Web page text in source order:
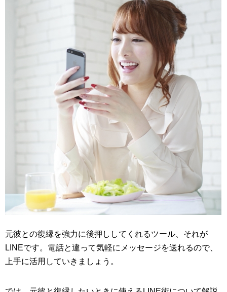
元彼との復縁を強力に後押ししてくれるツール、それが
LINEです。電話と違って気軽にメッセージを送れるので、
上手に活用していきましょう。